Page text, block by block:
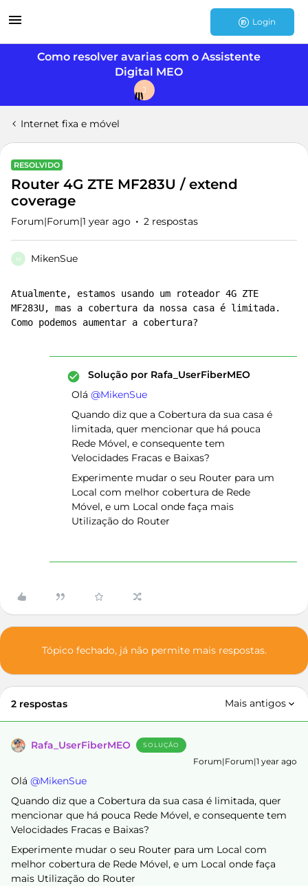
Login
Como resolver avarias com o Assistente
Digital MEO
J
Internet fixa e móvel
RESOLVIDO
Router 4G ZTE MF283U / extend
coverage
Forum|Forum|1 year ago 2 respostas
M MikenSue
Atualmente, estamos usando um roteador 4G ZTE
MF283U, mas a cobertura da nossa casa é limitada.
Como podemos aumentar a cobertura?
Solução por Rafa_UserFiberMEO
Olá ​ @MikenSue
Quando diz que a Cobertura da sua casa é
limitada, quer mencionar que há pouca
Rede Móvel, e consequente tem
Velocidades Fracas e Baixas?
Experimente mudar o seu Router para um
Local com melhor cobertura de Rede
Móvel, e um Local onde faça mais
Utilização do Router
Tópico fechado, já não permite mais respostas.
2 respostas Mais antigos
Rafa_UserFiberMEO SOLUÇÃO
Forum|Forum|1 year ago
Olá ​ @MikenSue
Quando diz que a Cobertura da sua casa é limitada, quer
mencionar que há pouca Rede Móvel, e consequente tem
Velocidades Fracas e Baixas?
Experimente mudar o seu Router para um Local com
melhor cobertura de Rede Móvel, e um Local onde faça
mais Utilização do Router